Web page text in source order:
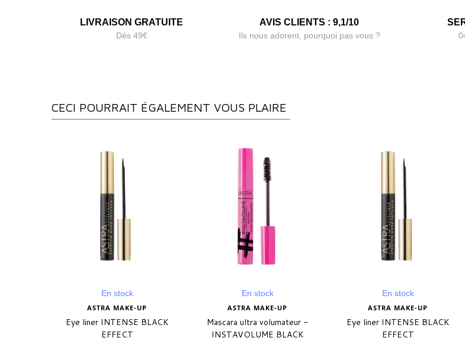
LIVRAISON GRATUITE
Dès 49€
AVIS CLIENTS : 9,1/10
Ils nous adorent, pourquoi pas vous ?
CECI POURRAIT ÉGALEMENT VOUS PLAIRE
En stock
ASTRA MAKE-UP
Eye liner INTENSE BLACK
EFFECT
En stock
ASTRA MAKE-UP
Mascara ultra volumateur -
INSTAVOLUME BLACK
En stock
ASTRA MAKE-UP
Eye liner INTENSE BLACK
EFFECT